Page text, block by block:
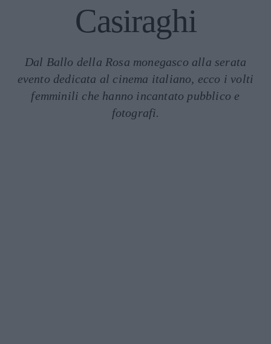
Casiraghi
Dal Ballo della Rosa monegasco alla serata
evento dedicata al cinema italiano, ecco i volti
femminili che hanno incantato pubblico e
fotografi.